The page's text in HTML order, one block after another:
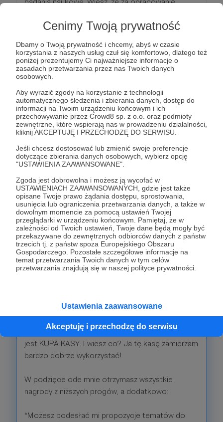
Cenimy Twoją prywatność
Dbamy o Twoją prywatność i chcemy, abyś w czasie
korzystania z naszych usług czuł się komfortowo, dlatego też
poniżej prezentujemy Ci najważniejsze informacje o
zasadach przetwarzania przez nas Twoich danych
osobowych.
Aby wyrazić zgody na korzystanie z technologii
automatycznego śledzenia i zbierania danych, dostęp do
informacji na Twoim urządzeniu końcowym i ich
przechowywanie przez Crowd8 sp. z o.o. oraz podmioty
zewnętrzne, które wspierają nas w prowadzeniu działalności,
kliknij AKCEPTUJĘ I PRZECHODZĘ DO SERWISU.
Jeśli chcesz dostosować lub zmienić swoje preferencje
dotyczące zbierania danych osobowych, wybierz opcję
"USTAWIENIA ZAAWANSOWANE".
Zgoda jest dobrowolna i możesz ją wycofać w
USTAWIENIACH ZAAWANSOWANYCH, gdzie jest także
opisane Twoje prawo żądania dostępu, sprostowania,
usunięcia lub ograniczenia przetwarzania danych, a także w
dowolnym momencie za pomocą ustawień Twojej
przeglądarki w urządzeniu końcowym. Pamiętaj, że w
zależności od Twoich ustawień, Twoje dane będą mogły być
przekazywane do zewnętrznych odbiorców danych z państw
trzecich tj. z państw spoza Europejskiego Obszaru
Gospodarczego. Pozostałe szczegółowe informacje na
temat przetwarzania Twoich danych w tym celów
przetwarzania znajdują się w naszej polityce prywatności.
Ustawienia zaawansowane
Akceptuję i przechodzę do serwisu
płacić czasami słono. Dzięki Tobie wspieram
ich książek. Dorzucasz się do opłacania bazy
płatnych artykułów naukowych, bez których
Zeszyt nigdy nie zostałby zapisany. Wiesz, że
złotówką, bym szerzyła to podstawowe
rozróżnienie. Kłaniam się w pas!
Patroni: 2 Limit: 6
99 zł miesięcznie
Laptop
Kiedy mam już wszystko rozrysowane na kartkach,
w zeszytach, notatnikach - wirtualnych i
namacalnych, czas zacząć sklejać to wszystko w
jedno. Moja miłość do świata analogowego
plastycznym antytalentem? JA TEŻ NIE. Dlatego
motywujesz mnie do regularnego tworzenia. To
jest KUPA KASY. I wiesz co? Ja tę kasę zamierzam
bardzo dobrze wykorzystać!
W podzięce ode mnie otrzymasz wszystkie
nagrody z niższych progów, a dodatkowo:
*Możesz podesłać mi propozycje tematów do